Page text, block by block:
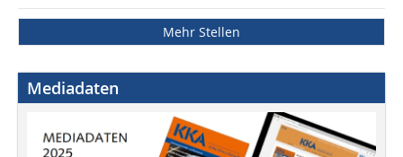
Mehr Stellen
Mediadaten